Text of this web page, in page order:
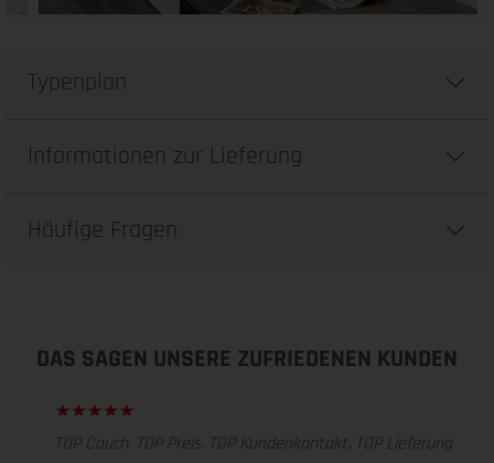
Typenplan
Informationen zur Lieferung
Häufige Fragen
DAS SAGEN UNSERE ZUFRIEDENEN KUNDEN
TOP Couch. TOP Preis. TOP Kundenkontakt. TOP Lieferung